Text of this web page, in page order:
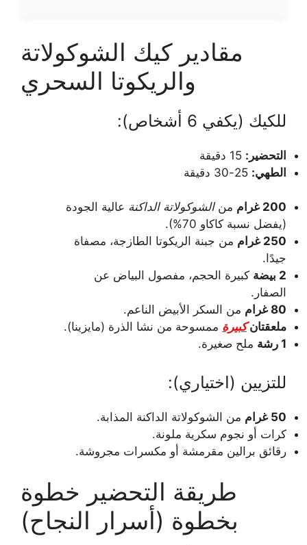
مقادير كيك الشوكولاتة
والريكوتا السحري
للكيك (يكفي 6 أشخاص):
التحضير:
الطهي:
200 غرام منالشوكولاتة الداكنة عالية الجودة
(يفضل نسبة كاكاو 70%).
250 غرام
من جبنة الريكوتا الطازجة، مصفاة
جيدًا.
2 بيضة
كبيرة الحجم، مفصول البياض عن
الصفار.
80 غرام
من السكر الأبيض الناعم.
ملعقتانكبيرة ممسوحة من نشا الذرة (مايزينا).
1 رشة
ملح صغيرة.
للتزيين (اختياري):
50 غرام
من الشوكولاتة الداكنة المذابة.
كرات أو نجوم سكرية ملونة.
رقائق برالين مقرمشة أو مكسرات مجروشة.
طريقة التحضير خطوة
بخطوة (أسرار النجاح)